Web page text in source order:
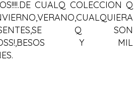
CUALQ COLECCION Q
Q SON
Y MIL